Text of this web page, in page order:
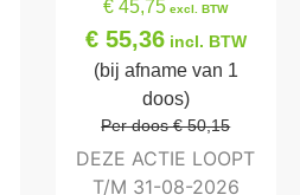
€ 45,75 excl. BTW
€ 55,36incl. BTW
(bij afname van 1
doos)
Per doos € 50,15
DEZE ACTIE LOOPT
T/M 31-08-2026